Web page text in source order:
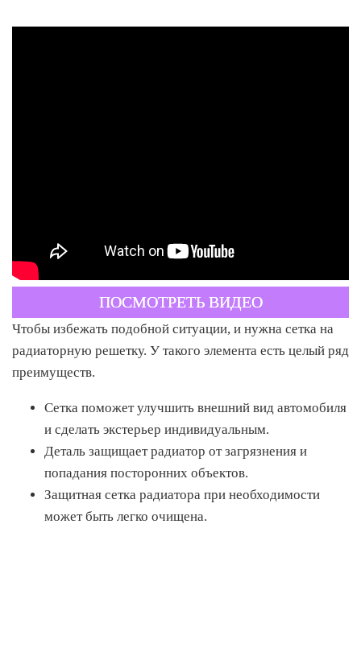
ПОСМОТРЕТЬ ВИДЕО
Чтобы избежать подобной ситуации, и нужна сетка на
радиаторную решетку. У такого элемента есть целый ряд
преимуществ.
Сетка поможет улучшить внешний вид автомобиля
и сделать экстерьер индивидуальным.
Деталь защищает радиатор от загрязнения и
попадания посторонних объектов.
Защитная сетка радиатора при необходимости
может быть легко очищена.